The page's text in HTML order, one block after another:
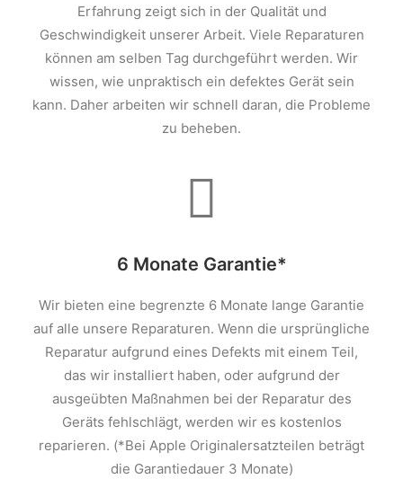
Erfahrung zeigt sich in der Qualität und
Geschwindigkeit unserer Arbeit. Viele Reparaturen
können am selben Tag durchgeführt werden. Wir
wissen, wie unpraktisch ein defektes Gerät sein
kann. Daher arbeiten wir schnell daran, die Probleme
zu beheben.
6 Monate Garantie*
Wir bieten eine begrenzte 6 Monate lange Garantie
auf alle unsere Reparaturen. Wenn die ursprüngliche
Reparatur aufgrund eines Defekts mit einem Teil,
das wir installiert haben, oder aufgrund der
ausgeübten Maßnahmen bei der Reparatur des
Geräts fehlschlägt, werden wir es kostenlos
reparieren. (*Bei Apple Originalersatzteilen beträgt
die Garantiedauer 3 Monate)